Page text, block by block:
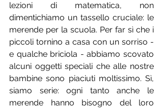
lezioni di matematica, non
dimentichiamo un tassello cruciale: le
merende per la scuola. Per far sì che i
piccoli tornino a casa con un sorriso -
e qualche briciola - abbiamo scovato
alcuni oggetti speciali che alle nostre
bambine sono piaciuti moltissimo. Sì,
siamo serie: ogni tanto anche le
merende hanno bisogno del loro